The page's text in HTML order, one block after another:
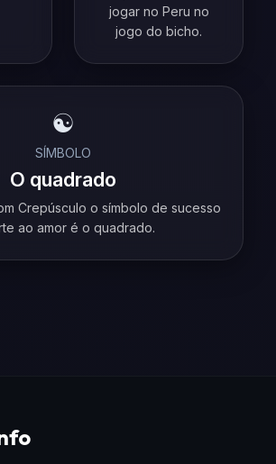
jogar no Peru no
jogo do bicho.
☯️
SÍMBOLO
O quadrado
Crepúsculo o símbolo de sucesso
ao amor é o quadrado.